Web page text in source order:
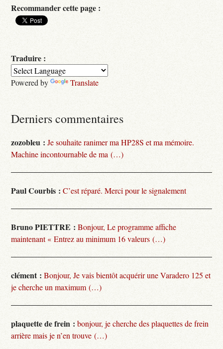
Recommander cette page :
Traduire :
Powered by Translate
Derniers commentaires
zozobleu : Je souhaite ranimer ma HP28S et ma mémoire.
Machine incontournable de ma (…)
Paul Courbis : C’est réparé. Merci pour le signalement
Bruno PIETTRE : Bonjour, Le programme affiche
maintenant « Entrez au minimum 16 valeurs (…)
clément : Bonjour, Je vais bientôt acquérir une Varadero 125 et
je cherche un maximum (…)
plaquette de frein : bonjour, je cherche des plaquettes de frein
arrière mais je n’en trouve (…)